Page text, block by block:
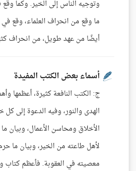
وتوجيه الناس إلى الخير. وكما وقع
ما وقع من انحراف العلماء، وقع
أيضًا من عهد طويل، من انحراف
أسماء بعض الكتب المفيدة
الهدى والنور، وفيه الدعوة إلى كل
الأخلاق ومحاسن الأعمال، وبيان
لأهل طاعته من الخير، وبيان ما
معصيته في العقوبة. فأعظم